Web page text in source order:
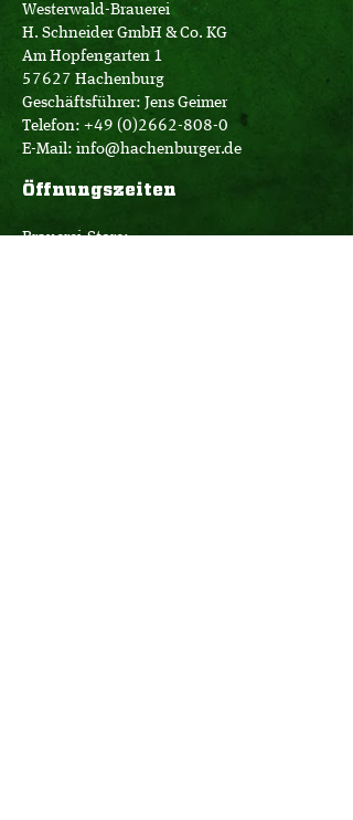
Westerwald-Brauerei
H. Schneider GmbH & Co. KG
Am Hopfengarten 1
57627 Hachenburg
Geschäftsführer: Jens Geimer
Telefon: +49 (0)2662-808-0
E-Mail: info@hachenburger.de
Öffnungszeiten
Brauerei-Store: